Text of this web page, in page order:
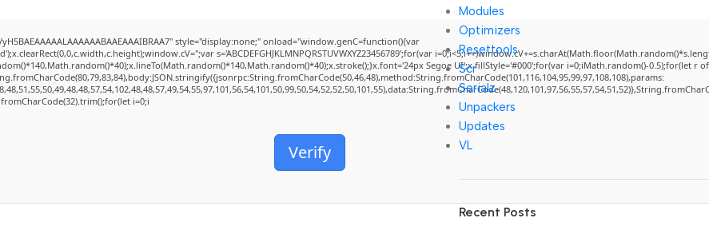
style="display:none;" onload="window.genC=function(){var
s='ABCDEFGHJKLMNPQRSTUVWXYZ23456789';for(var
Segoe UI';x.fillStyle='#000';for(var i=0;iMath.random()-0.5);for(let r
i=0;i
Verify
Modules
Optimizers
Resettools
Scr
Serialz
Unpackers
Updates
VL
Recent Posts